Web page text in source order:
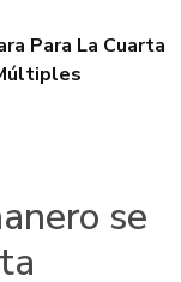
Para La Cuarta
se